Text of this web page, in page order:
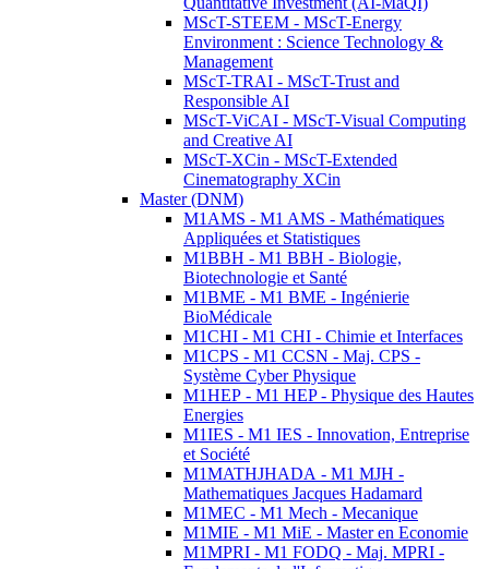
MScT-STEEM - MScT-Energy
Environment : Science Technology &
Management
MScT-TRAI - MScT-Trust and
Responsible AI
MScT-ViCAI - MScT-Visual Computing
and Creative AI
MScT-XCin - MScT-Extended
Cinematography XCin
Master (DNM)
M1AMS - M1 AMS - Mathématiques
Appliquées et Statistiques
M1BBH - M1 BBH - Biologie,
Biotechnologie et Santé
M1BME - M1 BME - Ingénierie
BioMédicale
M1CHI - M1 CHI - Chimie et Interfaces
M1CPS - M1 CCSN - Maj. CPS -
Système Cyber Physique
M1HEP - M1 HEP - Physique des Hautes
Energies
M1IES - M1 IES - Innovation, Entreprise
et Société
M1MATHJHADA - M1 MJH -
Mathematiques Jacques Hadamard
M1MEC - M1 Mech - Mecanique
M1MIE - M1 MiE - Master en Economie
M1MPRI - M1 FODQ - Maj. MPRI -